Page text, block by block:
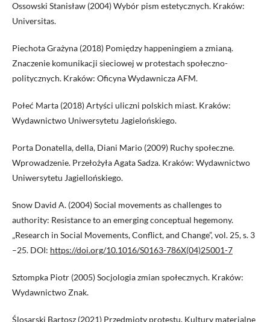
Ossowski Stanisław (2004) Wybór pism estetycznych. Kraków:
Universitas.
Piechota Grażyna (2018) Pomiędzy happeningiem a zmianą.
Znaczenie komunikacji sieciowej w protestach społeczno-
politycznych. Kraków: Oficyna Wydawnicza AFM.
Połeć Marta (2018) Artyści uliczni polskich miast. Kraków:
Wydawnictwo Uniwersytetu Jagielońskiego.
Porta Donatella, della, Diani Mario (2009) Ruchy społeczne.
Wprowadzenie. Przełożyła Agata Sadza. Kraków: Wydawnictwo
Uniwersytetu Jagiellońskiego.
Snow David A. (2004) Social movements as challenges to
authority: Resistance to an emerging conceptual hegemony.
„Research in Social Movements, Conflict, and Change”, vol. 25, s. 3
–25. DOI: https://doi.org/10.1016/S0163-786X(04)25001-7
Sztompka Piotr (2005) Socjologia zmian społecznych. Kraków:
Wydawnictwo Znak.
Ślosarski Bartosz (2021) Przedmioty protestu. Kultury materialne